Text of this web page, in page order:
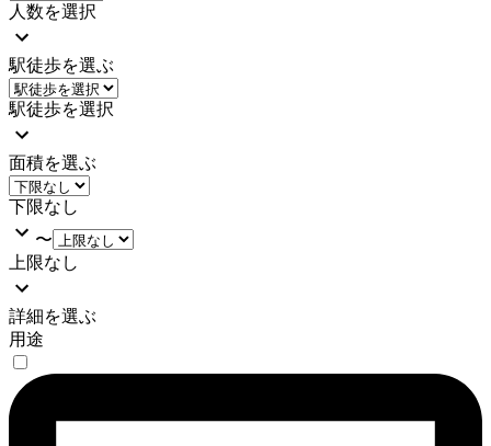
人数を選択
駅徒歩を選ぶ
駅徒歩を選択
面積を選ぶ
下限なし
〜
上限なし
詳細を選ぶ
用途